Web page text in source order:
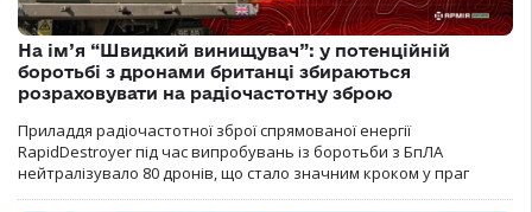
На ім’я “Швидкий винищувач”: у потенційній
боротьбі з дронами британці збираються
розраховувати на радіочастотну зброю
Приладдя радіочастотної зброї спрямованої енергії
RapidDestroyer під час випробувань із боротьби з БпЛА
нейтралізувало 80 дронів, що стало значним кроком у праг